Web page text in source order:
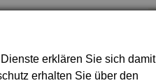
erklären Sie sich damit
erhalten Sie über den